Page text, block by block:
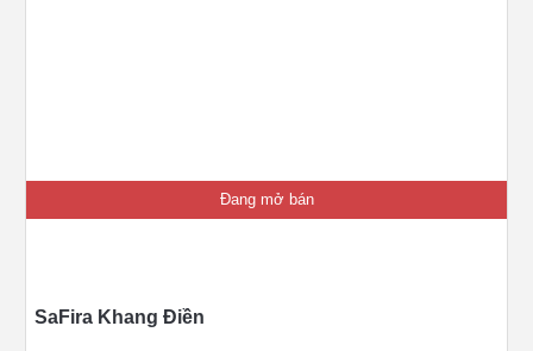
Đang mở bán
SaFira Khang Điền